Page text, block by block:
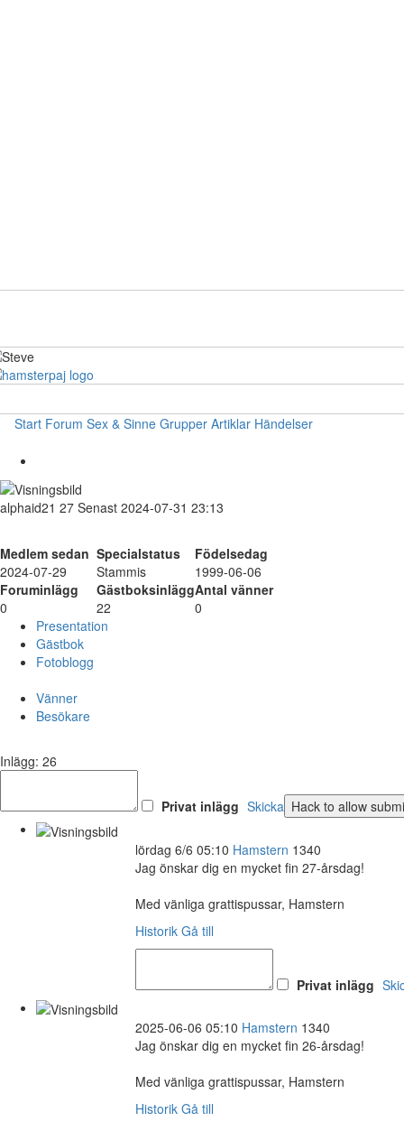
Start Forum Sex & Sinne Grupper Artiklar Händelser
alphaid21 27 Senast 2024-07-31 23:13
Medlem sedan Specialstatus
Födelsedag
2024-07-29
Stammis
1999-06-06
Foruminlägg
GästboksinläggAntal vänner
0
22
0
Presentation
Gästbok
Fotoblogg
Vänner
Besökare
Inlägg: 26
Privat inlägg Skicka
lördag 6/6 05:10 Hamstern 1340
Jag önskar dig en mycket fin 27-årsdag!
Med vänliga grattispussar, Hamstern
Historik Gå till
Privat inlägg
2025-06-06 05:10 Hamstern 1340
Jag önskar dig en mycket fin 26-årsdag!
Med vänliga grattispussar, Hamstern
Historik Gå till